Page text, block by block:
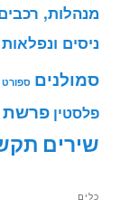
מנהלות,
ניסים ונפלאות
סמולנים ספורט
פלסטין פרשת
שירים
כלים